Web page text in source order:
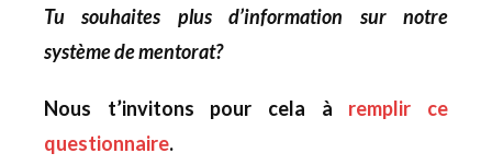
Tu souhaites plus d’information sur notre
système de mentorat?
Nous t’invitons pour cela à remplir ce
questionnaire.